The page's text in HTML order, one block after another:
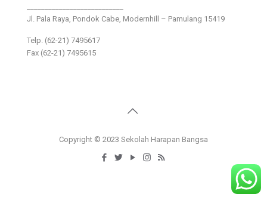
Jl. Pala Raya, Pondok Cabe, Modernhill – Pamulang 15419
Telp. (62-21) 7495617
Fax (62-21) 7495615
Copyright © 2023 Sekolah Harapan Bangsa